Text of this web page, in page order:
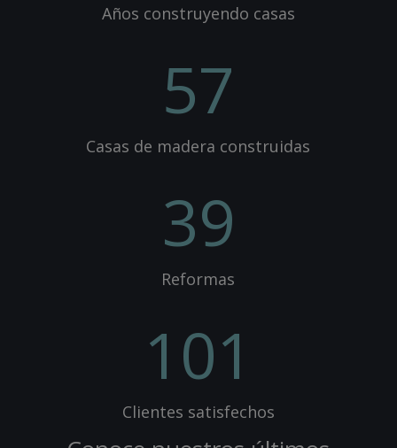
Años construyendo casas
57
Casas de madera construidas
39
Reformas
101
Clientes satisfechos